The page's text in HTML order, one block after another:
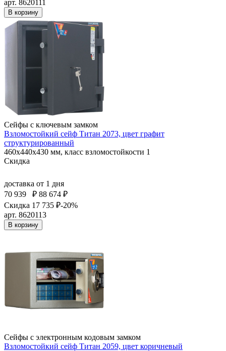
арт. 8620111
В корзину
Сейфы с ключевым замком
Взломостойкий сейф Титан 2073, цвет графит
структурированный
460x440x430 мм, класс взломостойкости 1
Скидка
доставка от 1 дня
70 939
₽ 88 674 ₽
Скидка 17 735 ₽-20%
арт. 8620113
В корзину
Сейфы с электронным кодовым замком
Взломостойкий сейф Титан 2059, цвет коричневый